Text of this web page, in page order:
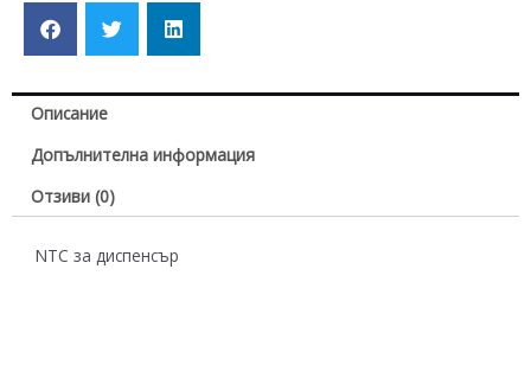
Описание
Допълнителна информация
Отзиви (0)
NTC за диспенсър